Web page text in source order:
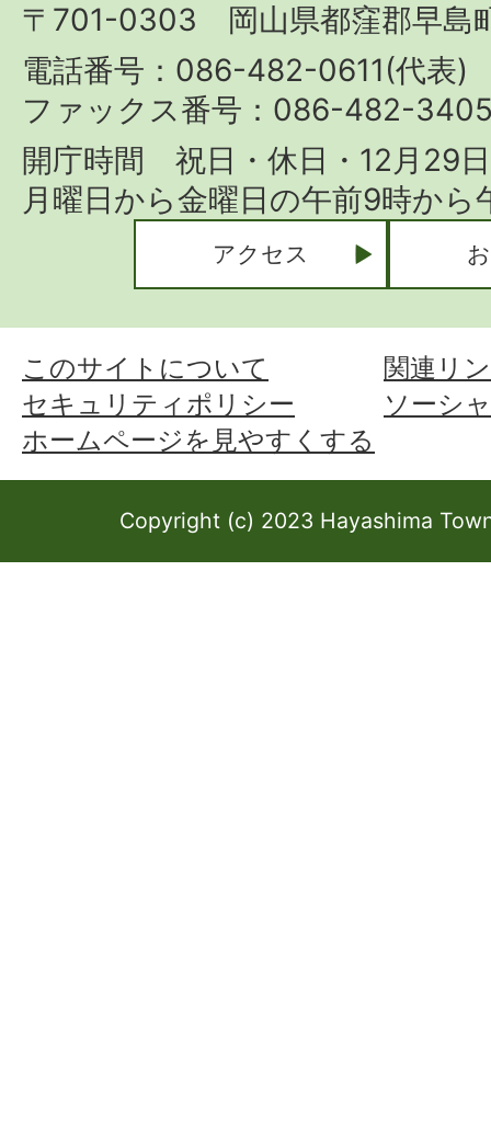
Hayashima
Town
〒701-0303 岡山県都窪郡早島
電話番号：086-482-0611(代表)
ファックス番号：086-482-
開庁時間 祝日・休日・12月29
月曜日から金曜日の午前9時か
アクセス
このサイトについて
関連リ
セキュリティポリシー
ソーシ
ホームページを見やすくする
Copyright (c) 2023 Hayashima